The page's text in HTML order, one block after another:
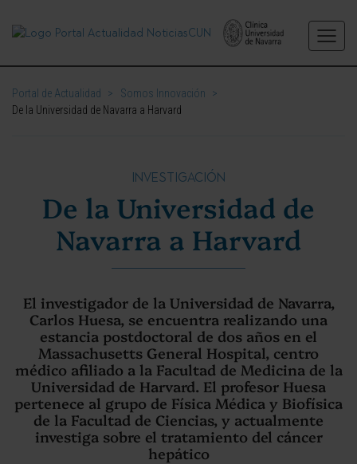
Portal de Actualidad > Somos Innovación
>
De la Universidad de Navarra a Harvard
INVESTIGACIÓN
De la Universidad de
Navarra a Harvard
El investigador de la Universidad de Navarra,
Carlos Huesa, se encuentra realizando una
estancia postdoctoral de dos años en el
Massachusetts General Hospital, centro
médico afiliado a la Facultad de Medicina de la
Universidad de Harvard. El profesor Huesa
pertenece al grupo de Física Médica y Biofísica
de la Facultad de Ciencias, y actualmente
investiga sobre el tratamiento del cáncer
hepático